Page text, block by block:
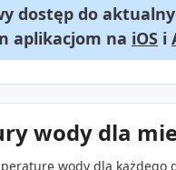
dostęp do
aplikacjom na iOS i
wody dla
wody dla